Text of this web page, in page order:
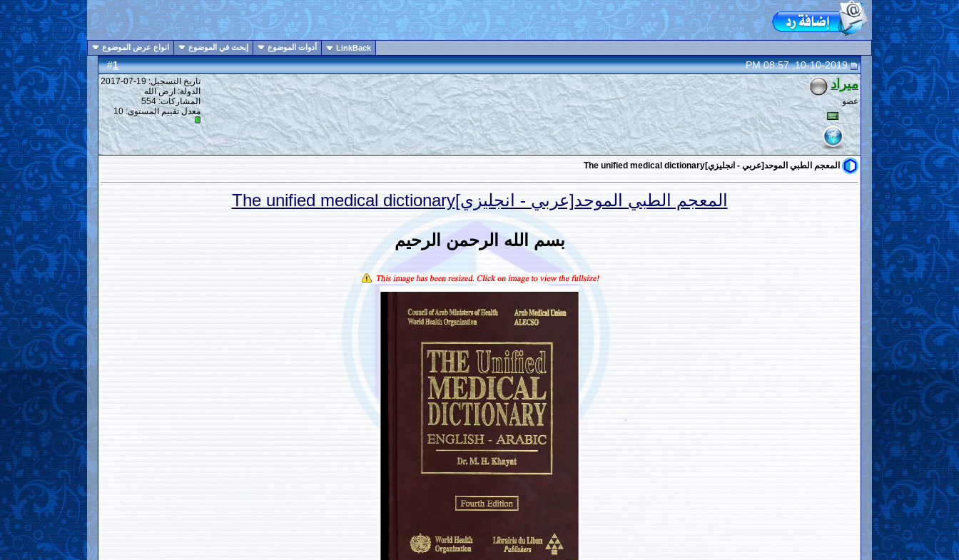
LinkBack أدوات الموضوع إبحث في الموضوع انواع عرض الموضوع
#
1 10-10-2019, 08:57 PM
ميراد
عضو
تاريخ التسجيل: 19-07-2017
الدولة: ارض الله
المشاركات: 554
معدل تقييم المستوى: 10
المعجم الطبي الموحد[عربي - انجليزي]The unified medical dictionary
المعجم الطبي الموحد[عربي - انجليزي]The unified medical dictionary
بسم الله الرحمن الرحيم